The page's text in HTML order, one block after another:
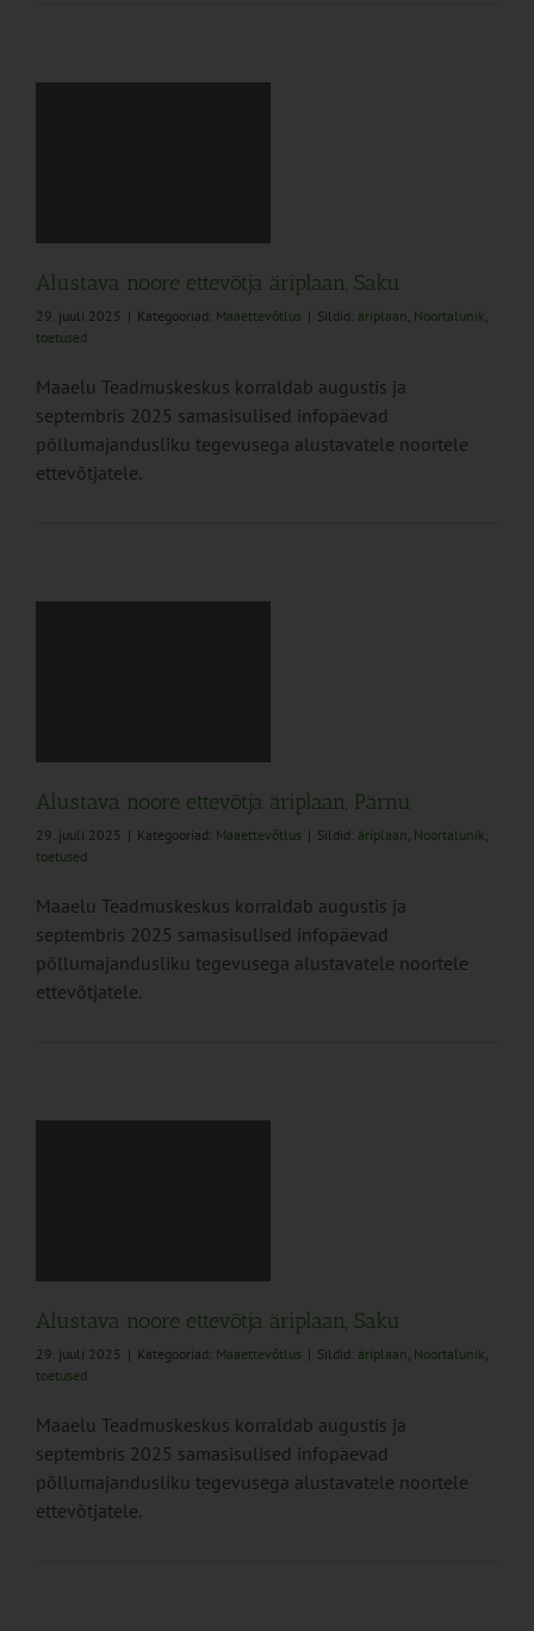
Alustava noore ettevõtja äriplaan, Saku
29. juuli 2025 | Kategooriad: Maaettevõtlus | Sildid: äriplaan, Noortalunik,
toetused
Maaelu Teadmuskeskus korraldab augustis ja
septembris 2025 samasisulised infopäevad
põllumajandusliku tegevusega alustavatele noortele
ettevõtjatele.
Alustava noore ettevõtja äriplaan, Pärnu
29. juuli 2025 | Kategooriad: Maaettevõtlus | Sildid: äriplaan, Noortalunik,
toetused
Maaelu Teadmuskeskus korraldab augustis ja
septembris 2025 samasisulised infopäevad
põllumajandusliku tegevusega alustavatele noortele
ettevõtjatele.
Alustava noore ettevõtja äriplaan, Saku
29. juuli 2025 | Kategooriad: Maaettevõtlus | Sildid: äriplaan, Noortalunik,
toetused
Maaelu Teadmuskeskus korraldab augustis ja
septembris 2025 samasisulised infopäevad
põllumajandusliku tegevusega alustavatele noortele
ettevõtjatele.